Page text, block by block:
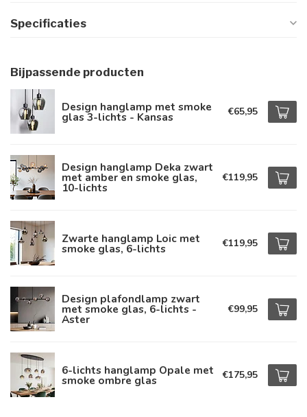
Specificaties
Bijpassende producten
Design hanglamp met smoke
glas 3-lichts - Kansas €65,95
Design hanglamp Deka zwart
met amber en smoke glas,
10-lichts
€119,95
Zwarte hanglamp Loic met
smoke glas, 6-lichts €119,95
Design plafondlamp zwart
met smoke glas, 6-lichts -
Aster
€99,95
6-lichts hanglamp Opale met
smoke ombre glas €175,95